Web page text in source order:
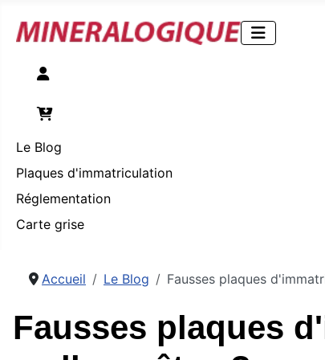
Le Blog
Plaques d'immatriculation
Réglementation
Carte grise
Accueil Le Blog Fausses plaques
Fausses plaques